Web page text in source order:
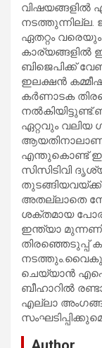
നടത്തുന്നില്ല.
ഏതറ്റം
കാര്യങ്ങളിൽ
ബിജെപിക്ക്
ഇലക്ഷൻ
കര്‍ണാടക
ഏറ്റവും
എന്തുകൊണ്ട്
സിസിടിവി
അതല്ലാതെ
ശക്തമായ
ഇന്ത്യാ
തിരഞ്ഞെടുപ്പ്
ചെയ്യാൻ
ബീഹാറിൽ
എല്ലാ